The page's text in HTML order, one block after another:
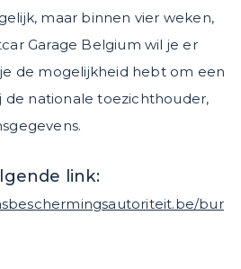
maar binnen vier weken,
Garage Belgium wil je er
de mogelijkheid hebt om een
de nationale toezichthouder,
link:
bur